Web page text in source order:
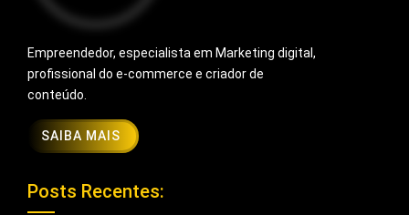
Empreendedor, especialista em Marketing digital,
profissional do e-commerce e criador de
conteúdo.
SAIBA MAIS
Posts Recentes: